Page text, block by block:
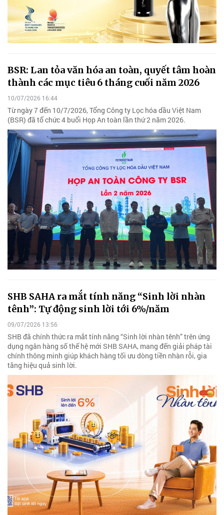
BSR: Lan tỏa văn hóa an toàn, quyết tâm hoàn
thành các mục tiêu 6 tháng cuối năm 2026
10/07/2026 16:44
Từ ngày 7 đến 10/7/2026, Tổng Công ty Lọc hóa dầu Việt Nam
(BSR) đã tổ chức 4 buổi Họp An toàn lần thứ 2 năm 2026.
SHB SAHA ra mắt tính năng “Sinh lời nhàn
tênh”: Tự động sinh lời tới 6%/năm
09/07/2026 13:56
SHB đã chính thức ra mắt tính năng “Sinh lời nhàn tênh” trên ứng
dụng ngân hàng số thế hệ mới SHB SAHA, mang đến giải pháp tài
chính thông minh giúp khách hàng tối ưu dòng tiền nhàn rỗi, gia
tăng hiệu quả sinh lời.